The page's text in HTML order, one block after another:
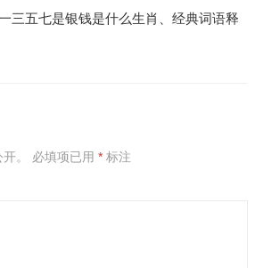
三五七是银钱是什么生肖、经典词语释
。 必填项已用 *标注